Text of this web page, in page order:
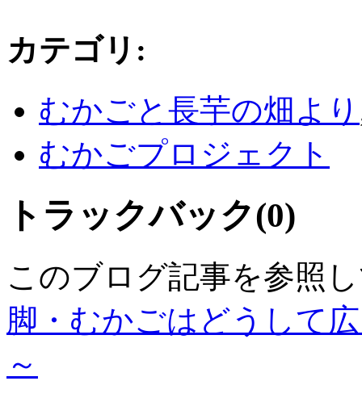
カテゴリ :
むかごと長芋の畑より
むかごプロジェクト
トラックバック(0)
このブログ記事を参照
脚・むかごはどうして
～